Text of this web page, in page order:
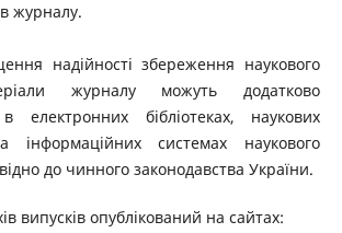
журналу.
надійності збереження наукового
журналу можуть додатково
електронних бібліотеках, наукових
інформаційних системах наукового
до чинного законодавства України.
випусків опублікований на сайтах: